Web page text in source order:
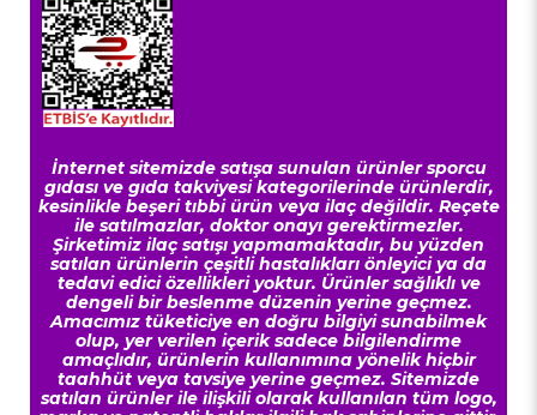
İnternet sitemizde satışa sunulan ürünler sporcu
gıdası ve gıda takviyesi kategorilerinde ürünlerdir,
kesinlikle beşeri tıbbi ürün veya ilaç değildir. Reçete
ile satılmazlar, doktor onayı gerektirmezler.
Şirketimiz ilaç satışı yapmamaktadır, bu yüzden
satılan ürünlerin çeşitli hastalıkları önleyici ya da
tedavi edici özellikleri yoktur. Ürünler sağlıklı ve
dengeli bir beslenme düzenin yerine geçmez.
Amacımız tüketiciye en doğru bilgiyi sunabilmek
olup, yer verilen içerik sadece bilgilendirme
amaçlıdır, ürünlerin kullanımına yönelik hiçbir
taahhüt veya tavsiye yerine geçmez. Sitemizde
satılan ürünler ile ilişkili olarak kullanılan tüm logo,